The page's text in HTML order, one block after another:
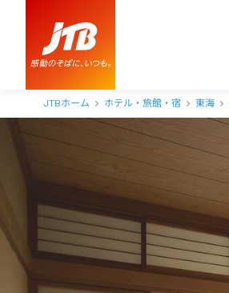
JTBホーム ホテル・旅館・宿 東海